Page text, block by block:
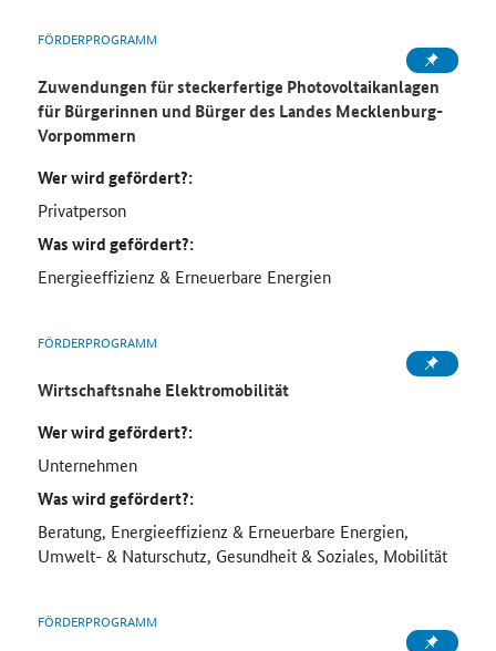
FÖRDERPROGRAMM
Zuwendungen für steckerfertige Photovoltaikanlagen
für Bürgerinnen und Bürger des Landes Mecklenburg-
Vorpommern
Wer wird gefördert?:
Privatperson
Was wird gefördert?:
Energieeffizienz & Erneuerbare Energien
FÖRDERPROGRAMM
Wirtschaftsnahe Elektromobilität
Wer wird gefördert?:
Unternehmen
Was wird gefördert?:
Beratung, Energieeffizienz & Erneuerbare Energien,
Umwelt- & Naturschutz, Gesundheit & Soziales, Mobilität
FÖRDERPROGRAMM